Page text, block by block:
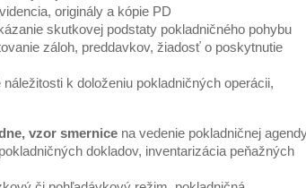
originály a kópie PD
skutkovej podstaty pokladničného pohybu
záloh, preddavkov, žiadosť o poskytnutie
k doloženiu pokladničných operácii,
vzor smernice na vedenie pokladničnej
dokladov, inventarizácia peňažných